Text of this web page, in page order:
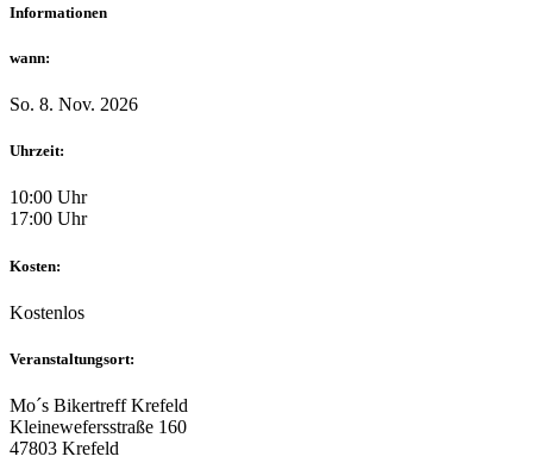
Informationen
wann:
So. 8. Nov. 2026
Uhrzeit:
10:00 Uhr
17:00 Uhr
Kosten:
Kostenlos
Veranstaltungsort:
Mo´s Bikertreff Krefeld
Kleinewefersstraße 160
47803 Krefeld